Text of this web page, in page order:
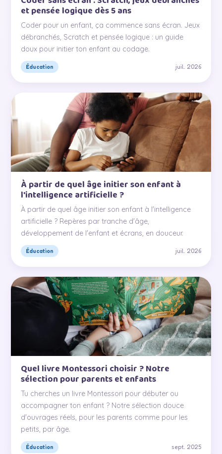
et pensée logique dès 5 ans
Coder pour un enfant, ça commence sans écran. Jeux
débranchés, Scratch et pensée logique : un guide
doux pour initier ton enfant au codage.
Éducation juil. 2026
À partir de quel âge initier son enfant à
l'intelligence artificielle ?
À partir de quel âge initier son enfant à l'intelligence
artificielle ? Repères par tranche d'âge,
développement de l'enfant et écrans, en douceur.
Éducation juil. 2026
Quel livre Montessori choisir ? Notre
sélection pour parents et enfants
Tu cherches un livre Montessori pour débuter ou
accompagner ton enfant ? Notre sélection douce
d'ouvrages réels, pour les parents comme pour les
petits, par âge.
Éducation sept. 2025